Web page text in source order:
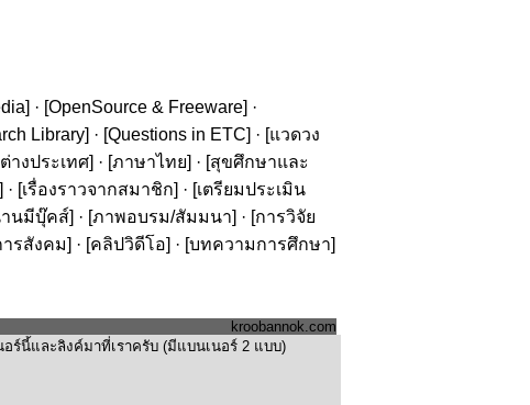
] · [OpenSource & Freeware] ·
Library] · [Questions in ETC] · [แวดวง
างประเทศ] · [ภาษาไทย] · [สุขศึกษาและ
] · [เรื่องราวจากสมาชิก] · [เตรียมประเมิน
านมีบุ๊คส์] · [ภาพอบรม/สัมมนา] · [การวิจัย
รสังคม] · [คลิปวิดีโอ] · [บทความการศึกษา]
kroobannok.com
ร์นี้และลิงค์มาที่เราครับ (มีแบนเนอร์ 2 แบบ)